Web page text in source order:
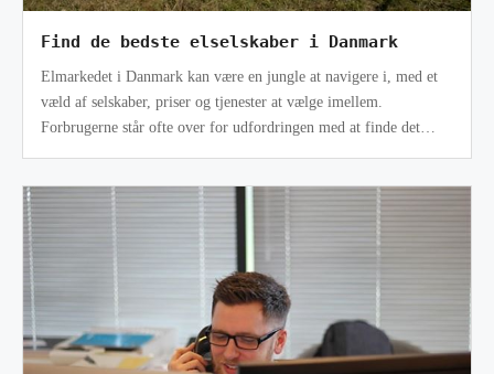
Find de bedste elselskaber i Danmark
Elmarkedet i Danmark kan være en jungle at navigere i, med et
væld af selskaber, priser og tjenester at vælge imellem.
Forbrugerne står ofte over for udfordringen med at finde det